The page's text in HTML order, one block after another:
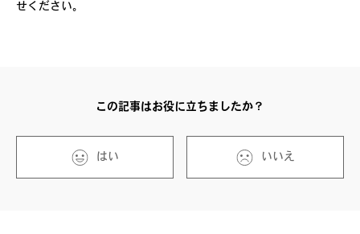
せください。
この記事はお役に立ちましたか？
はい いいえ